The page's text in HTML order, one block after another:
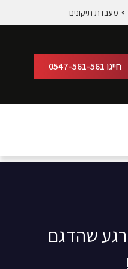
מעבדת תיקונים
חייגו 0547-561-561
שהדגם